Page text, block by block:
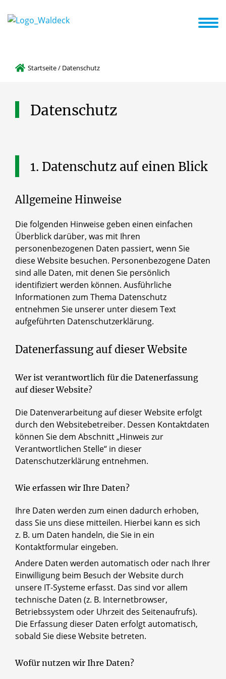
Startseite/ Datenschutz
Datenschutz
1. Datenschutz auf einen Blick
Allgemeine Hinweise
Die folgenden Hinweise geben einen einfachen
Überblick darüber, was mit Ihren
personenbezogenen Daten passiert, wenn Sie
diese Website besuchen. Personenbezogene Daten
sind alle Daten, mit denen Sie persönlich
identifiziert werden können. Ausführliche
Informationen zum Thema Datenschutz
entnehmen Sie unserer unter diesem Text
aufgeführten Datenschutzerklärung.
Datenerfassung auf dieser Website
Wer ist verantwortlich für die Datenerfassung
auf dieser Website?
Die Datenverarbeitung auf dieser Website erfolgt
durch den Websitebetreiber. Dessen Kontaktdaten
können Sie dem Abschnitt „Hinweis zur
Verantwortlichen Stelle“ in dieser
Datenschutzerklärung entnehmen.
Wie erfassen wir Ihre Daten?
Ihre Daten werden zum einen dadurch erhoben,
dass Sie uns diese mitteilen. Hierbei kann es sich
z. B. um Daten handeln, die Sie in ein
Kontaktformular eingeben.
Andere Daten werden automatisch oder nach Ihrer
Einwilligung beim Besuch der Website durch
unsere IT-Systeme erfasst. Das sind vor allem
technische Daten (z. B. Internetbrowser,
Betriebssystem oder Uhrzeit des Seitenaufrufs).
Die Erfassung dieser Daten erfolgt automatisch,
sobald Sie diese Website betreten.
Wofür nutzen wir Ihre Daten?